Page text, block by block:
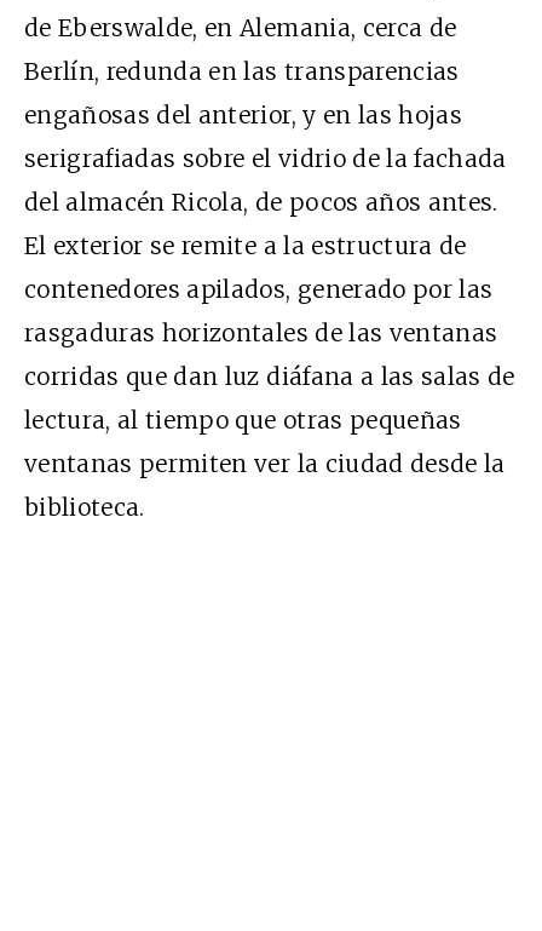
de Eberswalde, en Alemania, cerca de
Berlín, redunda en las transparencias
engañosas del anterior, y en las hojas
serigrafiadas sobre el vidrio de la fachada
del almacén Ricola, de pocos años antes.
El exterior se remite a la estructura de
contenedores apilados, generado por las
rasgaduras horizontales de las ventanas
corridas que dan luz diáfana a las salas de
lectura, al tiempo que otras pequeñas
ventanas permiten ver la ciudad desde la
biblioteca.